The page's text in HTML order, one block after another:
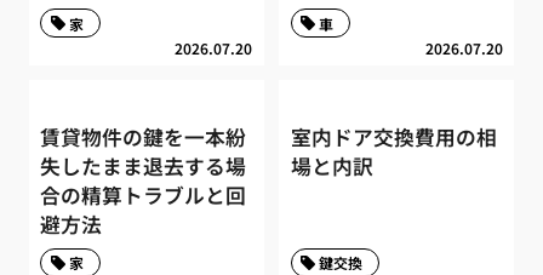
2026.07.20
家
2026.07.20
車
賃貸物件の鍵を一本紛
失したまま退去する場
合の精算トラブルと回
避方法
家
室内ドア交換費用の相
場と内訳
鍵交換